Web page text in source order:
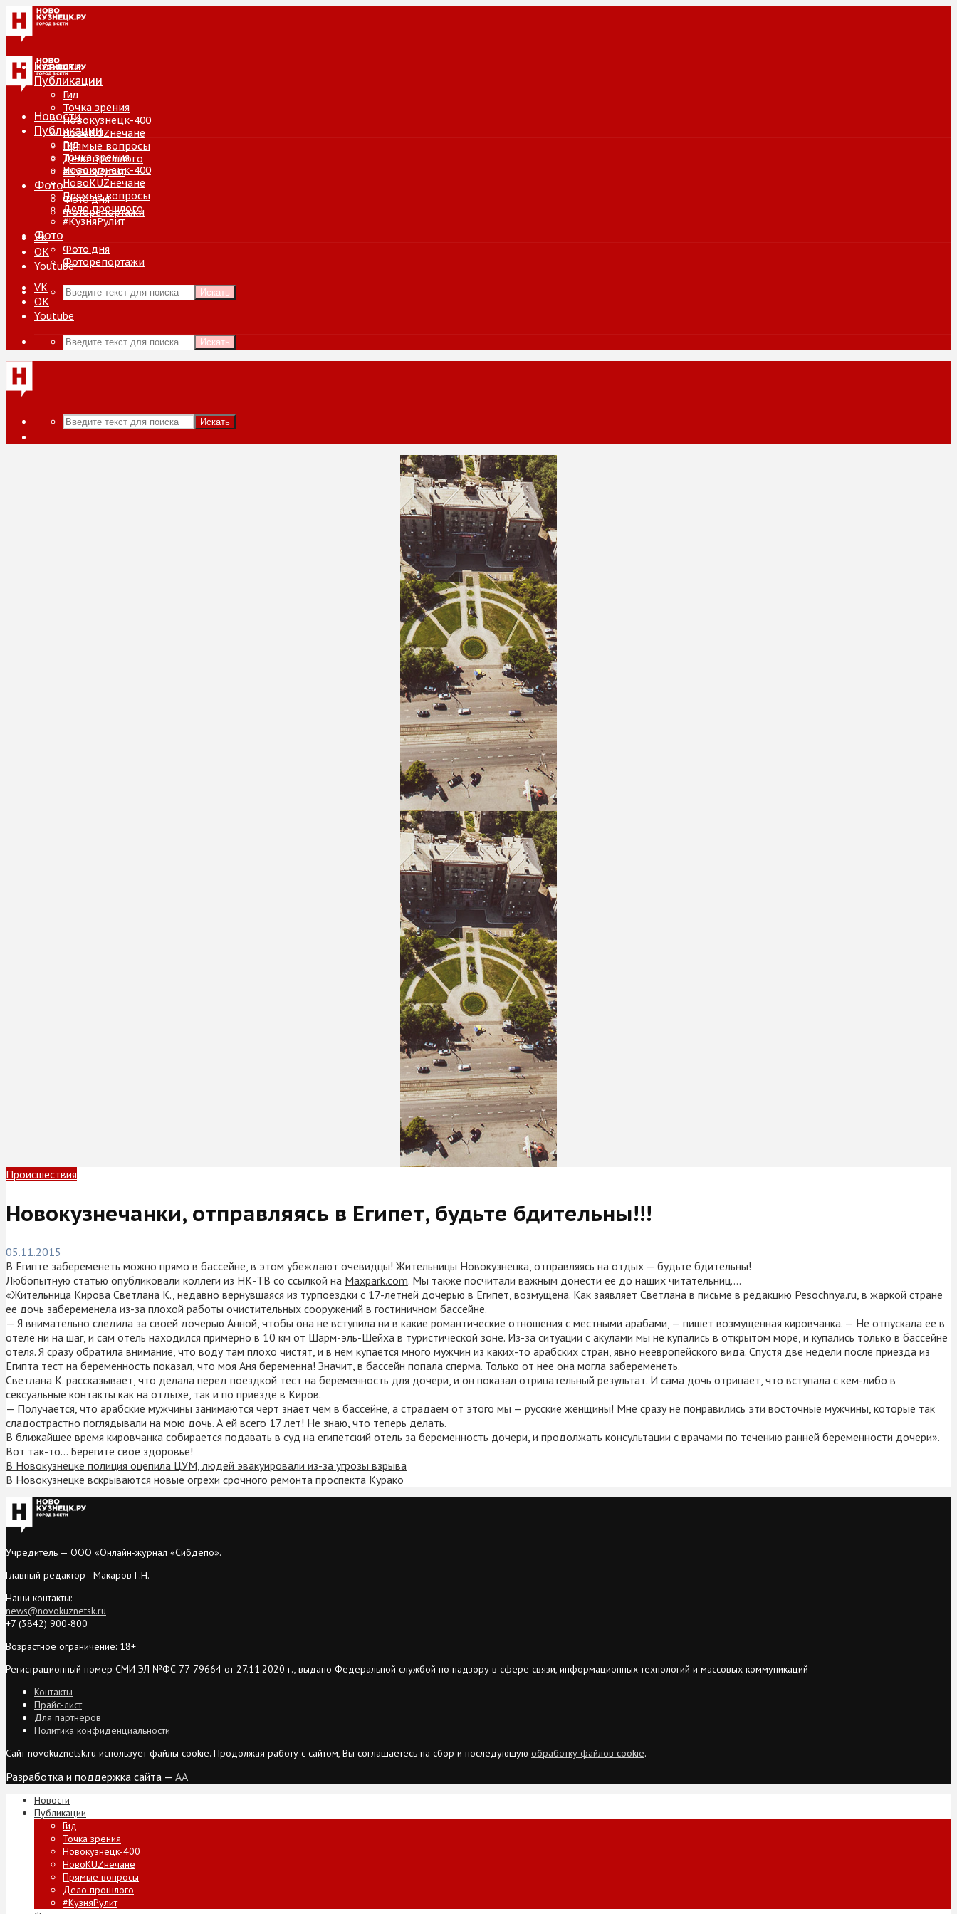
Новости
Публикации
Гид
Точка зрения
Новокузнецк-400
НовоKUZнечане
Прямые вопросы
Дело прошлого
#КузняРулит
Фото
Фото дня
Фоторепортажи
VK
ОК
Youtube
Искать
Новости
Публикации
Гид
Точка зрения
Новокузнецк-400
НовоKUZнечане
Прямые вопросы
Дело прошлого
#КузняРулит
Фото
Фото дня
Фоторепортажи
VK
ОК
Youtube
Искать
Искать
Происшествия
Новокузнечанки, отправляясь в Египет, будьте бдительны!!!
05.11.2015
В Египте забеременеть можно прямо в бассейне, в этом убеждают очевидцы! Жительницы Новокузнецка, отправляясь на отдых — будьте бдительны!
Любопытную статью опубликовали коллеги из НК-ТВ со ссылкой на Maxpark.com. Мы также посчитали важным донести ее до наших читательниц….
«Жительница Кирова Светлана К., недавно вернувшаяся из турпоездки с 17-летней дочерью в Египет, возмущена. Как заявляет Светлана в письме в редакцию Pesochnya.ru, в жаркой стране
ее дочь забеременела из-за плохой работы очистительных сооружений в гостиничном бассейне.
— Я внимательно следила за своей дочерью Анной, чтобы она не вступила ни в какие романтические отношения с местными арабами, — пишет возмущенная кировчанка. — Не отпускала ее в
отеле ни на шаг, и сам отель находился примерно в 10 км от Шарм-эль-Шейха в туристической зоне. Из-за ситуации с акулами мы не купались в открытом море, и купались только в бассейне
отеля. Я сразу обратила внимание, что воду там плохо чистят, и в нем купается много мужчин из каких-то арабских стран, явно неевропейского вида. Спустя две недели после приезда из
Египта тест на беременность показал, что моя Аня беременна! Значит, в бассейн попала сперма. Только от нее она могла забеременеть.
Светлана К. рассказывает, что делала перед поездкой тест на беременность для дочери, и он показал отрицательный результат. И сама дочь отрицает, что вступала с кем-либо в
сексуальные контакты как на отдыхе, так и по приезде в Киров.
— Получается, что арабские мужчины занимаются черт знает чем в бассейне, а страдаем от этого мы — русские женщины! Мне сразу не понравились эти восточные мужчины, которые так
сладострастно поглядывали на мою дочь. А ей всего 17 лет! Не знаю, что теперь делать.
В ближайшее время кировчанка собирается подавать в суд на египетский отель за беременность дочери, и продолжать консультации с врачами по течению ранней беременности дочери».
Вот так-то… Берегите своё здоровье!
В Новокузнецке полиция оцепила ЦУМ, людей эвакуировали из-за угрозы взрыва
В Новокузнецке вскрываются новые огрехи срочного ремонта проспекта Курако
Учредитель — ООО «Онлайн-журнал «Сибдепо».
Главный редактор - Макаров Г.Н.
Наши контакты:
news@novokuznetsk.ru
+7 (3842) 900-800
Возрастное ограничение: 18+
Регистрационный номер СМИ ЭЛ №ФС 77-79664 от 27.11.2020 г., выдано Федеральной службой по надзору в сфере связи, информационных технологий и массовых коммуникаций
Контакты
Прайс-лист
Для партнеров
Политика конфиденциальности
Сайт novokuznetsk.ru использует файлы cookie. Продолжая работу с сайтом, Вы соглашаетесь на сбор и последующую обработку файлов cookie.
Разработка и поддержка сайта — AA
Новости
Публикации
Гид
Точка зрения
Новокузнецк-400
НовоKUZнечане
Прямые вопросы
Дело прошлого
#КузняРулит